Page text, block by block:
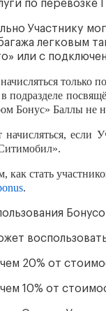
по перевозке
Участнику
легковым
или с
только
подразделе
Бонус» Баллы не
начисляться, если
как стать
.
20% от
10% от